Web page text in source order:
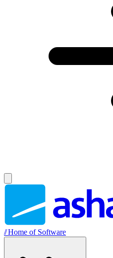
//Home of Software